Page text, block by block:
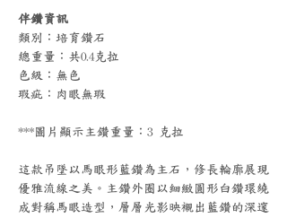
伴鑽資訊
類別：培育鑽石
總重量：共0.4克拉
色級：無色
瑕疵：肉眼無瑕
***圖片顯示主鑽重量：3 克拉
這款吊墜以馬眼形藍鑽為主石，修長輪廓展現
優雅流線之美。主鑽外圈以細緻圓形白鑽環繞
成對稱馬眼造型，層層光影映襯出藍鑽的深邃